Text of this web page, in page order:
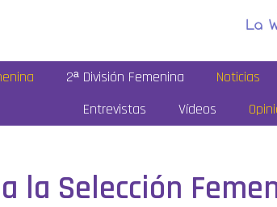
2ª División Femenina Noticias
Entrevistas
Vídeos
la Selección